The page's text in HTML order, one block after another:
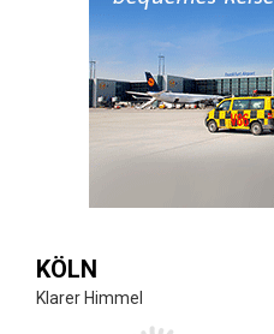
KÖLN
Klarer Himmel